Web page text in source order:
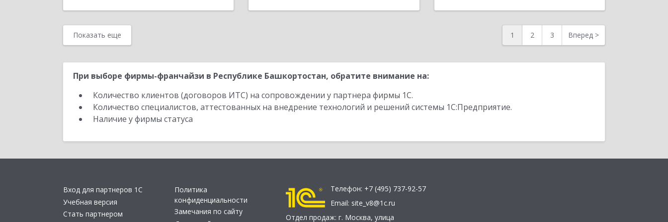
Показать еще 1 2 3 Вперед >
При выборе фирмы-франчайзи в Республике Башкортостан, обратите внимание на:
Количество клиентов (договоров ИТС) на сопровождении у партнера фирмы 1С.
Количество специалистов, аттестованных на внедрение технологий и решений системы 1С:Предприятие.
Наличие у фирмы статуса
Вход для партнеров 1С
Учебная версия
Стать партнером
Политика
конфиденциальности
Замечания по сайту
Телефон: +7 (495) 737-92-57
Email: site_v8@1c.ru
Отдел продаж: г. Москва, улица